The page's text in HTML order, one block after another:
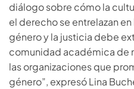
diálogo sobre cómo la
el derecho se entrelazan
género y la justicia debe
comunidad académica de
las organizaciones que
género”, expresó Lina